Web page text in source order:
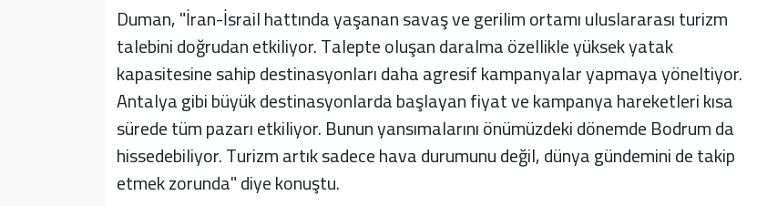
Duman, "İran-İsrail hattında yaşanan savaş ve gerilim ortamı uluslararası turizm
talebini doğrudan etkiliyor. Talepte oluşan daralma özellikle yüksek yatak
kapasitesine sahip destinasyonları daha agresif kampanyalar yapmaya yöneltiyor.
Antalya gibi büyük destinasyonlarda başlayan fiyat ve kampanya hareketleri kısa
sürede tüm pazarı etkiliyor. Bunun yansımalarını önümüzdeki dönemde Bodrum da
hissedebiliyor. Turizm artık sadece hava durumunu değil, dünya gündemini de takip
etmek zorunda" diye konuştu.